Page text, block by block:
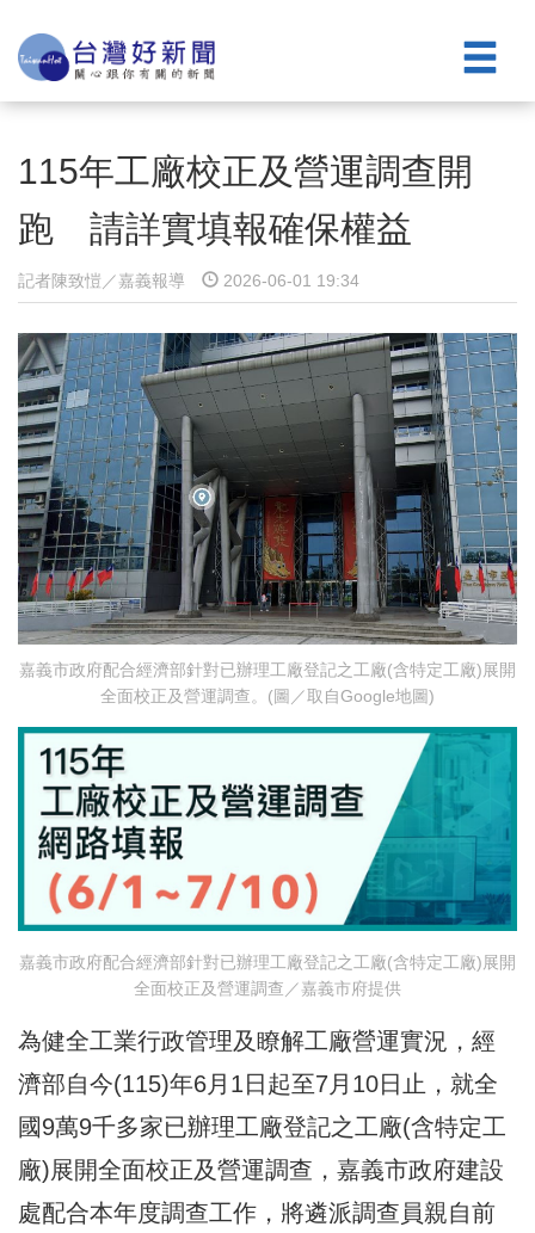
115年工廠校正及營運調查開
跑 請詳實填報確保權益
記者陳致愷／嘉義報導 2026-06-01 19:34
嘉義市政府配合經濟部針對已辦理工廠登記之工廠(含特定工廠)展開
全面校正及營運調查。(圖／取自Google地圖)
嘉義市政府配合經濟部針對已辦理工廠登記之工廠(含特定工廠)展開
全面校正及營運調查／嘉義市府提供
為健全工業行政管理及瞭解工廠營運實況，經
濟部自今(115)年6月1日起至7月10日止，就全
國9萬9千多家已辦理工廠登記之工廠(含特定工
廠)展開全面校正及營運調查，嘉義市政府建設
處配合本年度調查工作，將遴派調查員親自前